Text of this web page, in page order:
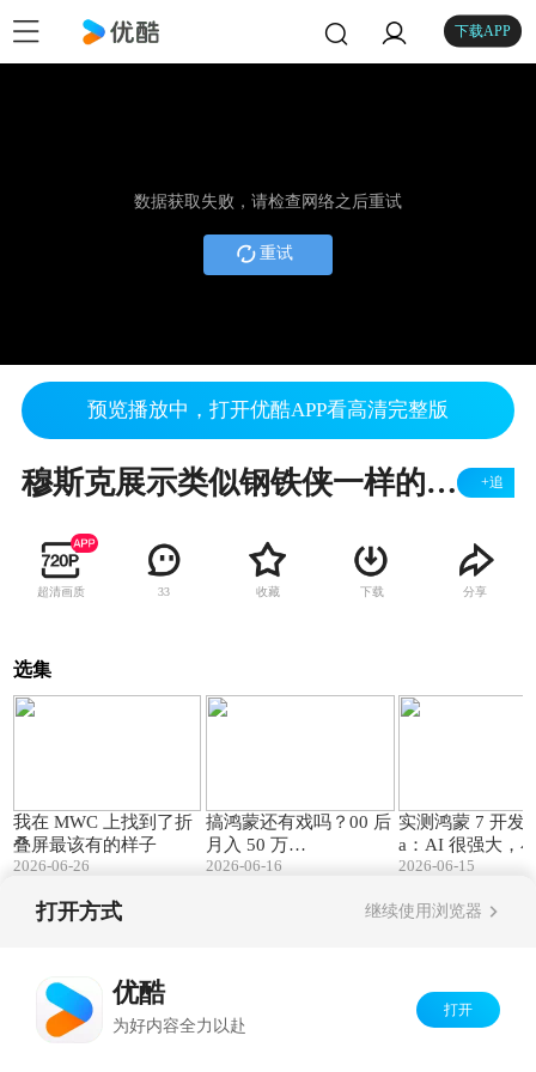
下载APP
数据获取失败，请检查网络之后重试
重试
预览播放中，打开优酷APP看高清完整版
穆斯克展示类似钢铁侠一样的手势操作，未来感十足 +追
超清画质 33 收藏 下载 分享
选集
我在 MWC 上找到了折
叠屏最该有的样子
2026-06-26
搞鸿蒙还有戏吗？00 后
月入 50 万…
2026-06-16
实测鸿蒙 7 开发
a：AI 很强大，
能干
2026-06-15
打开方式 继续使用浏览器
优酷
为好内容全力以赴
打开